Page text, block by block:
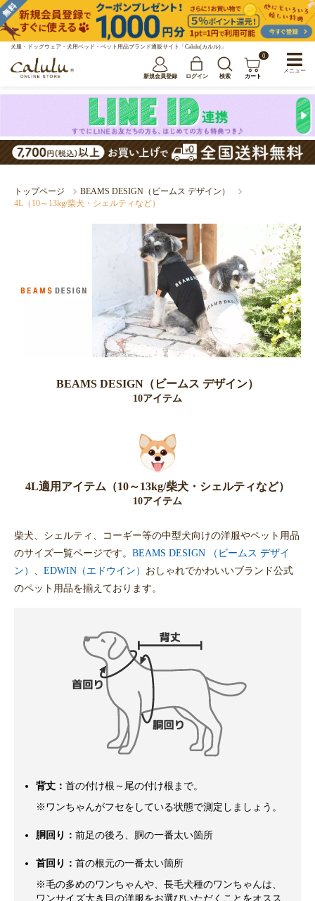
犬服・ドッグウェア・犬用ベッド・ペット用品ブランド通販サイト「Calulu(カルル)」
新規会員登録 ログイン 検索
0
カート
トップページ
BEAMS DESIGN（ビームス デザイン）
4L（10～13kg/柴犬・シェルティなど）
BEAMS DESIGN（ビームス デザイン）
10アイテム
4L適用アイテム（10～13kg/柴犬・シェルティなど）
10アイテム
柴犬、シェルティ、コーギー等の中型犬向けの洋服やペット用品
のサイズ一覧ページです。 BEAMS DESIGN （ビームス デザイ
ン） 、 EDWIN（エドウイン） おしゃれでかわいいブランド公式
のペット用品を揃えております。
背丈： 首の付け根～尾の付け根まで。
※ワンちゃんがフセをしている状態で測定しましょう。
胴回り： 前足の後ろ、胴の一番太い箇所
首回り： 首の根元の一番太い箇所
※毛の多めのワンちゃんや、長毛犬種のワンちゃんは、
ワンサイズ大き目の洋服をお選びいただくことをオスス
メニュー